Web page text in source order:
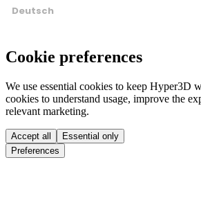
Deutsch
Cookie preferences
We use essential cookies to keep Hyper3D
cookies to understand usage, improve the
relevant marketing.
Accept all
Essential only
Preferences